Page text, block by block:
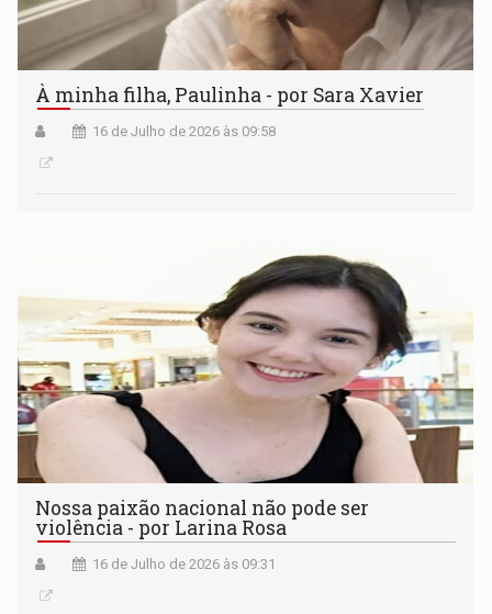
À minha filha, Paulinha - por Sara Xavier
16 de Julho de 2026 às 09:58
Nossa paixão nacional não pode ser
violência - por Larina Rosa
16 de Julho de 2026 às 09:31